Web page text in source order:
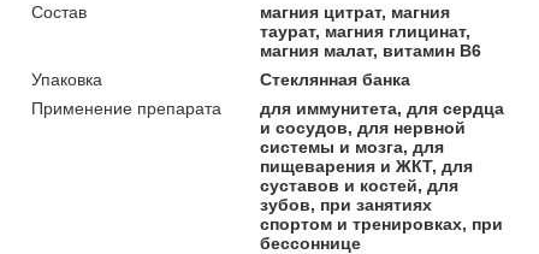
Состав
магния цитрат, магния
таурат, магния глицинат,
магния малат, витамин B6
Упаковка
Стеклянная банка
Применение препарата
для иммунитета, для сердца
и сосудов, для нервной
системы и мозга, для
пищеварения и ЖКТ, для
суставов и костей, для
зубов, при занятиях
спортом и тренировках, при
бессоннице